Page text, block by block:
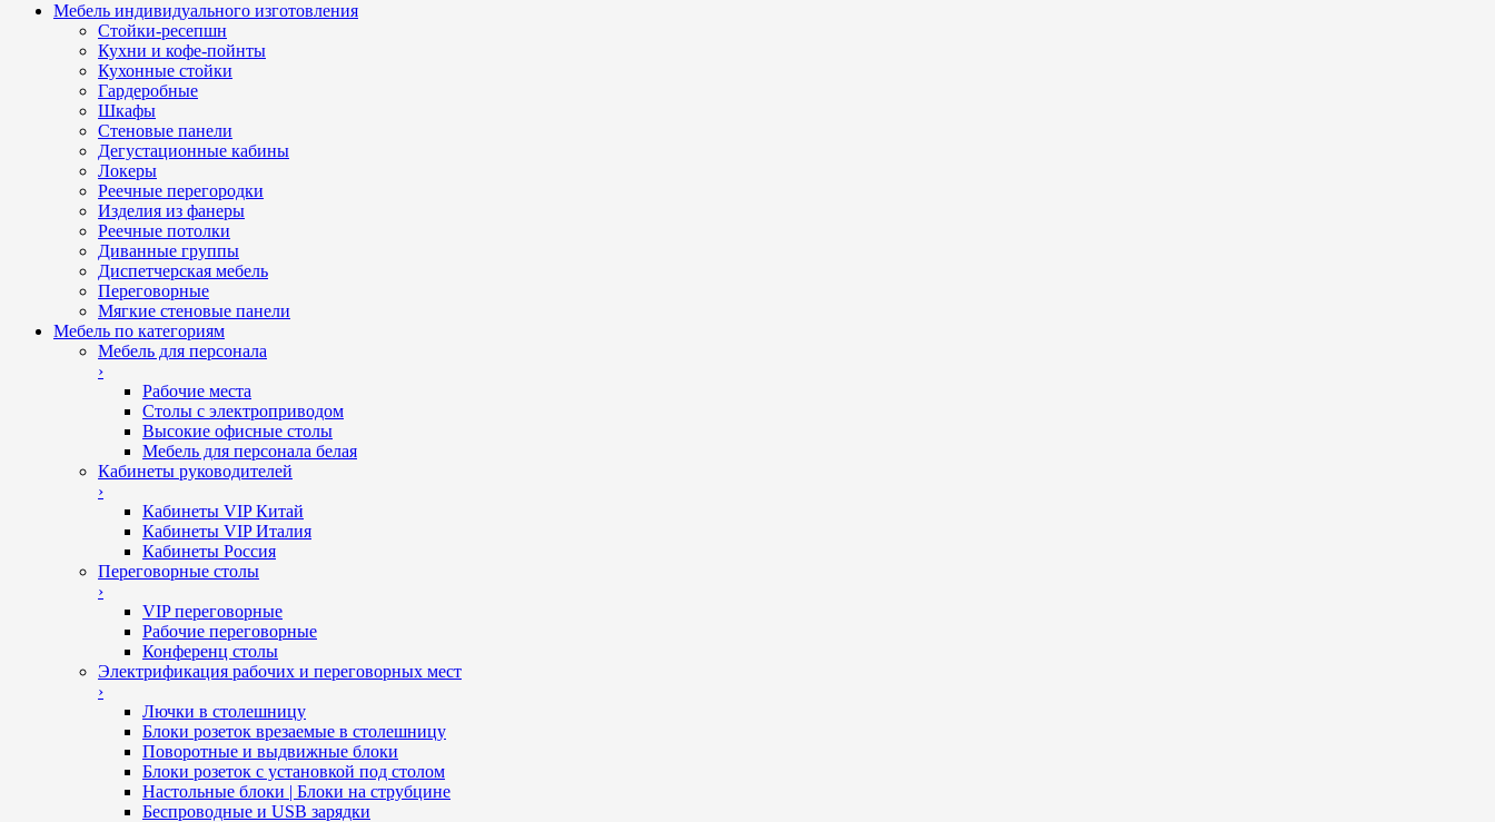
Мебель индивидуального изготовления
Стойки-ресепшн
Кухни и кофе-пойнты
Кухонные стойки
Гардеробные
Шкафы
Стеновые панели
Дегустационные кабины
Локеры
Реечные перегородки
Изделия из фанеры
Реечные потолки
Диванные группы
Диспетчерская мебель
Переговорные
Мягкие стеновые панели
Мебель по категориям
Мебель для персонала
›
Рабочие места
Столы с электроприводом
Высокие офисные столы
Мебель для персонала белая
Кабинеты руководителей
›
Кабинеты VIP Китай
Кабинеты VIP Италия
Кабинеты Россия
Переговорные столы
›
VIP переговорные
Рабочие переговорные
Конференц столы
Электрификация рабочих и переговорных мест
›
Лючки в столешницу
Блоки розеток врезаемые в столешницу
Поворотные и выдвижные блоки
Блоки розеток с установкой под столом
Настольные блоки | Блоки на струбцине
Беспроводные и USB зарядки